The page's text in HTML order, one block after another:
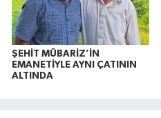
ŞEHİT MÜBARİZ’İN
EMANETİYLE AYNI ÇATININ
ALTINDA